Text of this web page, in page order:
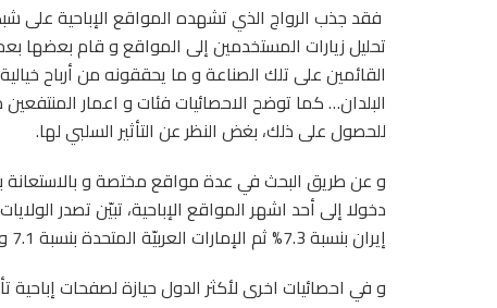
فقد جذب الرواج الذي تشهده المواقع الإباحية على
تحليل زيارات المستخدمين إلى المواقع و قام بعضها
القائمين على تلك الصناعة و ما يحققونه من أرباح
البلدان… كما توضح الاحصائيات فئات و اعمار
للحصول على ذلك، بغض النظر عن التأثير السلبي لها.
و عن طريق البحث في عدة مواقع مختصة و بالاستعانة
إيران بنسبة 7.3% ثم الإمارات العربيّة المتحدة بنسبة 7.1 و مصر و البحرين و الكويت تليها قطر و السعودية…
و في احصائيات اخرى لأكثر الدول حيازة لصفحات إباحية